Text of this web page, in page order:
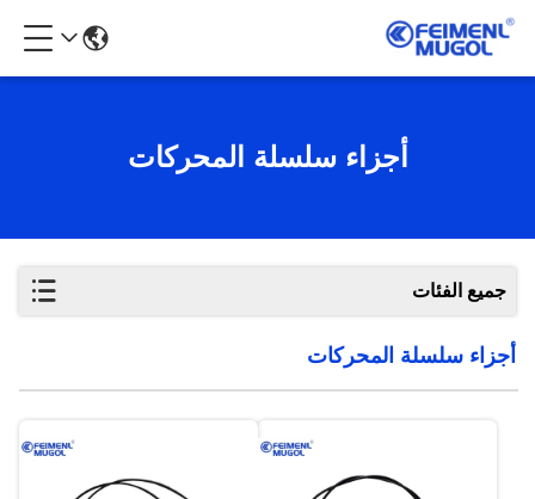
أجزاء سلسلة المحركات
جميع الفئات
أجزاء سلسلة المحركات